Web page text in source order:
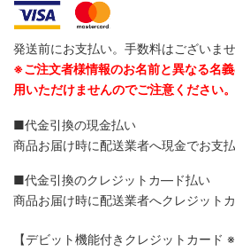
発送前にお支払い。手数料はございませ
※ご注文者様情報のお名前と異なる名
用いただけませんのでご注意ください。
■代金引換の現金払い
商品お届け時に配送業者へ現金でお支払
■代金引換のクレジットカ―ド払い
商品お届け時に配送業者へクレジット
【デビット機能付きクレジットカード